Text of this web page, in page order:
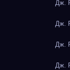
Дж.
Дж.
Дж.
Дж.